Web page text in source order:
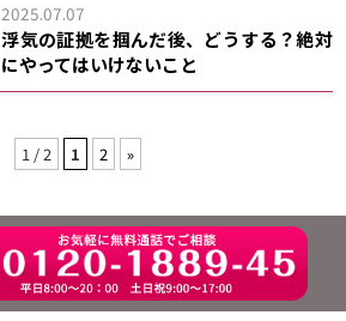
2025.07.07
浮気の証拠を掴んだ後、どうする？絶対
にやってはいけないこと
1 / 2 1 2 »